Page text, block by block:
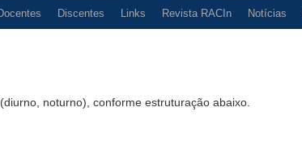
Discentes Links Revista RACIn Notícias
noturno), conforme estruturação abaixo.